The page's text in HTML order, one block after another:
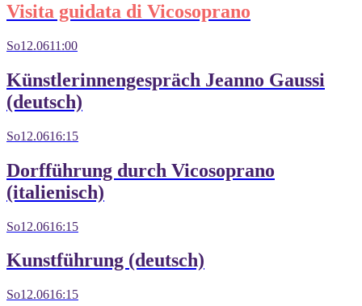
Visita guidata di Vicosoprano
So12.0611:00
Künstlerinnengespräch Jeanno Gaussi
(deutsch)
So12.0616:15
Dorfführung durch Vicosoprano
(italienisch)
So12.0616:15
Kunstführung (deutsch)
So12.0616:15